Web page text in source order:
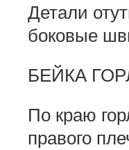
Детали
боковые
БЕЙКА
По краю
правого